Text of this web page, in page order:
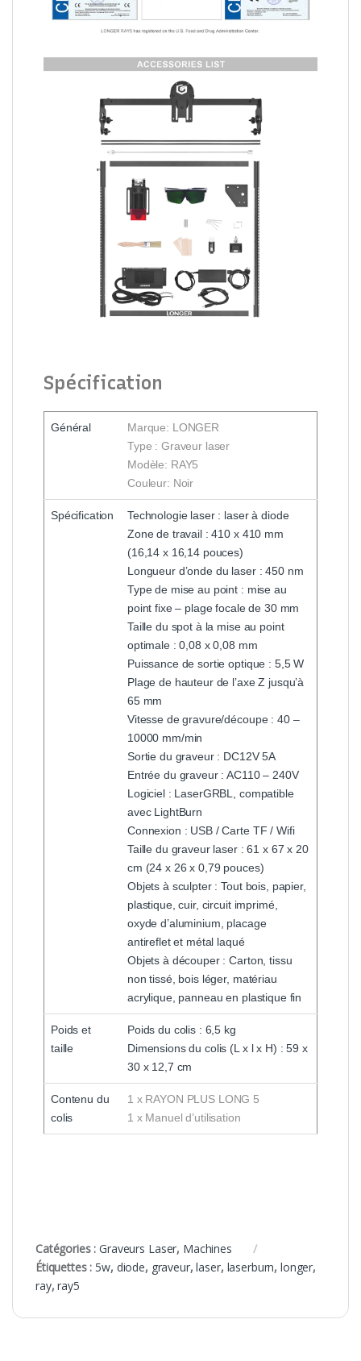
Spécification
Général
Marque: LONGER
Type : Graveur laser
Modèle: RAY5
Couleur: Noir
Spécification
Technologie laser : laser à diode
Zone de travail : 410 x 410 mm
(16,14 x 16,14 pouces)
Longueur d’onde du laser : 450 nm
Type de mise au point : mise au
point fixe – plage focale de 30 mm
Taille du spot à la mise au point
optimale : 0,08 x 0,08 mm
Puissance de sortie optique : 5,5 W
Plage de hauteur de l’axe Z jusqu’à
65 mm
Vitesse de gravure/découpe : 40 –
10000 mm/min
Sortie du graveur : DC12V 5A
Entrée du graveur : AC110 – 240V
Logiciel : LaserGRBL, compatible
avec LightBurn
Connexion : USB / Carte TF / Wifi
Taille du graveur laser : 61 x 67 x 20
cm (24 x 26 x 0,79 pouces)
Objets à sculpter : Tout bois, papier,
plastique, cuir, circuit imprimé,
oxyde d’aluminium, placage
antireflet et métal laqué
Objets à découper : Carton, tissu
non tissé, bois léger, matériau
acrylique, panneau en plastique fin
Poids et
taille
Poids du colis : 6,5 kg
Dimensions du colis (L x l x H) : 59 x
30 x 12,7 cm
Contenu du
colis
1 x RAYON PLUS LONG 5
1 x Manuel d’utilisation
Catégories :Graveurs Laser, Machines
Étiquettes :5w, diode, graveur,laser, laserburn, longer,
ray,ray5